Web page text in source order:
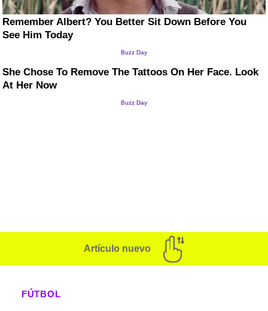
Artículo nuevo
FÚTBOL